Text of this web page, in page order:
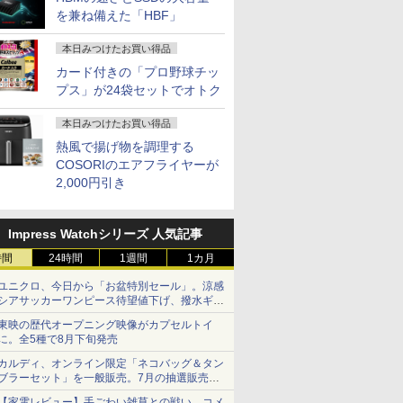
を兼ね備えた「HBF」
本日みつけたお買い得品
カード付きの「プロ野球チッ
プス」が24袋セットでオトク
本日みつけたお買い得品
熱風で揚げ物を調理する
COSORIのエアフライヤーが
2,000円引き
Impress Watchシリーズ 人気記事
24時間 1週間 1カ月
ニクロ、今日から「お盆特別セール」。涼感
アサッカーワンピース待望値下げ、撥水ギア
ョーツは1990円に
映の歴代オープニング映像がカプセルトイ
。全5種で8月下旬発売
ルディ、オンライン限定「ネコバッグ＆タン
ラーセット」を一般販売。7月の抽選販売の
選無効分